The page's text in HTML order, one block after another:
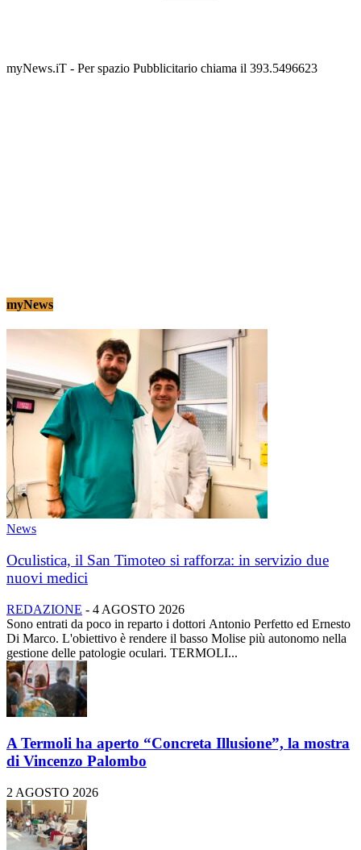
myNews.iT - Per spazio Pubblicitario chiama il 393.5496623
myNews
News
Oculistica, il San Timoteo si rafforza: in servizio due
nuovi medici
REDAZIONE - 4 AGOSTO 2026
Sono entrati da poco in reparto i dottori Antonio Perfetto ed Ernesto
Di Marco. L'obiettivo è rendere il basso Molise più autonomo nella
gestione delle patologie oculari. TERMOLI...
A Termoli ha aperto “Concreta Illusione”, la mostra
di Vincenzo Palombo
2 AGOSTO 2026